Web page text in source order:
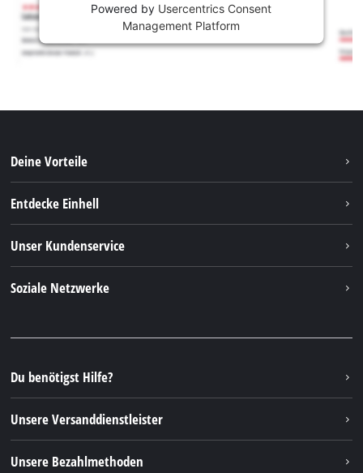
Powered by Usercentrics Consent
Management Platform
Deine Vorteile
Entdecke Einhell
Nachhaltigkeit
Unser Kundenservice
FAQs
Rücksendungen / Widerruf
Verpackungsrichtlinien
Hinweise zur Batterieentsorgung
Soziale Netzwerke
Instagram
TikTok
Pinterest
Linkedin
Du benötigst Hilfe?
Unsere Versanddienstleister
Unsere Bezahlmethoden